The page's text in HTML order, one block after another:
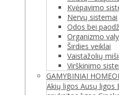
Kvėpavimo
Nervų sistemai
Odos bei
Organizmo
Širdies veiklai
Vaistažolių
Virškinimo
GAMYBINIAI
Akių ligos Ausų ligos